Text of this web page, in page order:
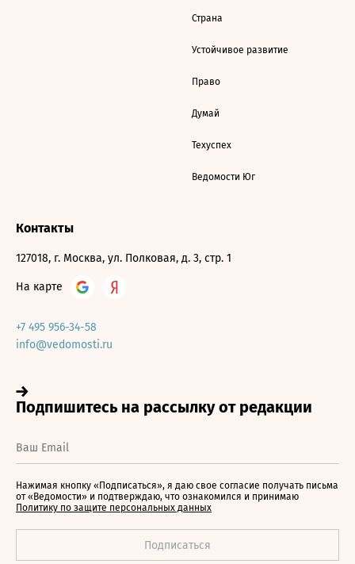
Страна
Устойчивое развитие
Право
Думай
Техуспех
Ведомости Юг
Контакты
127018, г. Москва, ул. Полковая, д. 3, стр. 1
На карте
+7 495 956-34-58
info@vedomosti.ru
Нажимая кнопку «Подписаться», я даю свое согласие получать письма
от «Ведомости» и подтверждаю, что ознакомился и принимаю
Политику по защите персональных данных